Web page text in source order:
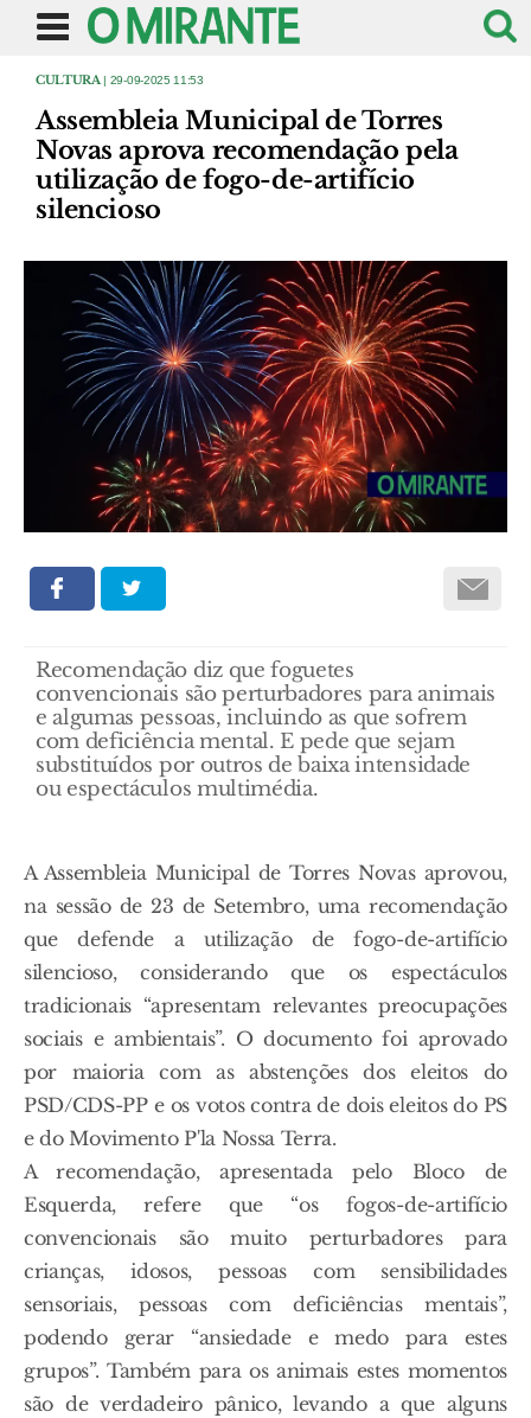
CULTURA | 29-09-2025 11:53
Assembleia Municipal de Torres
Novas aprova recomendação pela
utilização de fogo-de-artifício
silencioso
Recomendação diz que foguetes
convencionais são perturbadores para animais
e algumas pessoas, incluindo as que sofrem
com deficiência mental. E pede que sejam
substituídos por outros de baixa intensidade
ou espectáculos multimédia.
A Assembleia Municipal de Torres Novas aprovou,
na sessão de 23 de Setembro, uma recomendação
que defende a utilização de fogo-de-artifício
silencioso, considerando que os espectáculos
tradicionais “apresentam relevantes preocupações
sociais e ambientais”. O documento foi aprovado
por maioria com as abstenções dos eleitos do
PSD/CDS-PP e os votos contra de dois eleitos do PS
e do Movimento P'la Nossa Terra.
A recomendação, apresentada pelo Bloco de
Esquerda, refere que “os fogos-de-artifício
convencionais são muito perturbadores para
crianças, idosos, pessoas com sensibilidades
sensoriais, pessoas com deficiências mentais”,
podendo gerar “ansiedade e medo para estes
grupos”. Também para os animais estes momentos
são de verdadeiro pânico, levando a que alguns